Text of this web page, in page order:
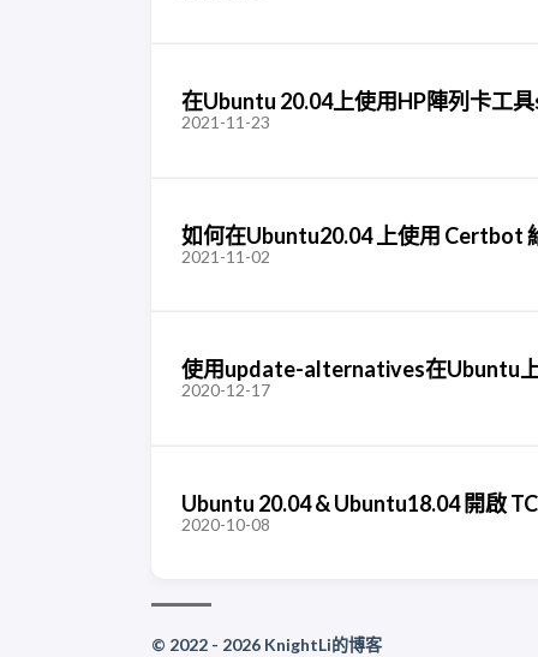
在Ubuntu 20.04上使用HP陣列卡工
2021-11-23
如何在Ubuntu20.04 上使用 Certbot
2021-11-02
使用update-alternatives在Ubuntu
2020-12-17
Ubuntu 20.04 & Ubuntu18.04 開啟
2020-10-08
© 2022 - 2026 KnightLi的博客